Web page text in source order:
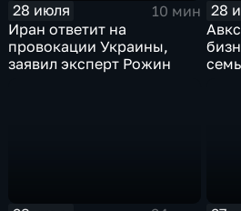
28 июля
10 мин
Иран ответит на
провокации Украины,
заявил эксперт Рожин
28